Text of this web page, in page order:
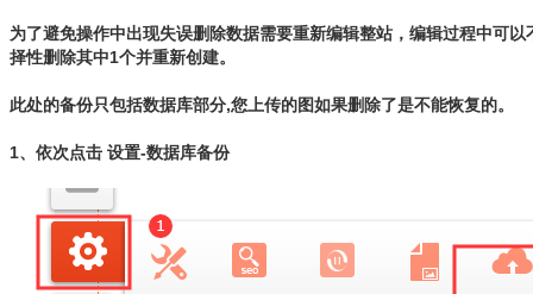
为了避免操作中出现失误删除数据需要重新编辑整站，编辑过程中可
择性删除其中1个并重新创建。
此处的备份只包括数据库部分,您上传的图如果删除了是不能恢复的。
1、依次点击 设置-数据库备份